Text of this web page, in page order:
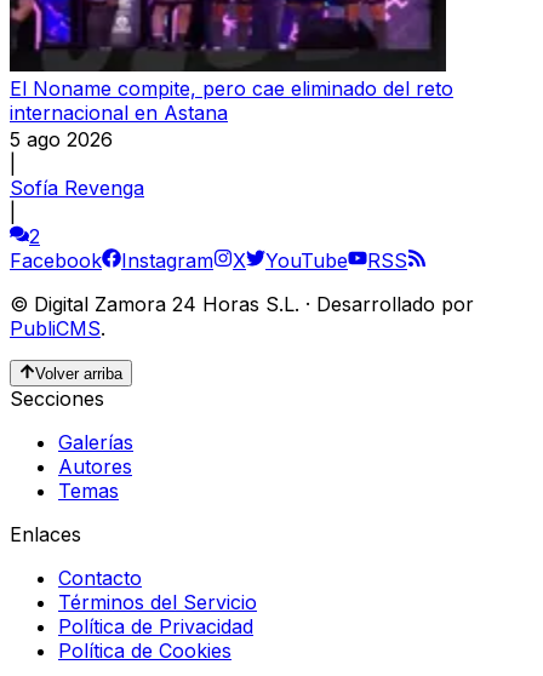
El Noname compite, pero cae eliminado del reto
internacional en Astana
5 ago 2026
Sofía Revenga
2
Facebook
Instagram X YouTube
RSS
© Digital Zamora 24 Horas S.L. · Desarrollado por
PubliCMS.
Volver arriba
Secciones
Galerías
Autores
Temas
Enlaces
Contacto
Términos del Servicio
Política de Privacidad
Política de Cookies